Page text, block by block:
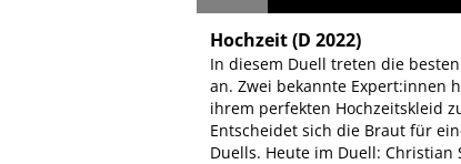
Hochzeit(D 2022)
In diesem Duell treten die
an. Zwei bekannte Expert:innen
ihrem perfekten Hochzeitskleid
Entscheidet sich die Braut für
Duells. Heute im Duell: Christian